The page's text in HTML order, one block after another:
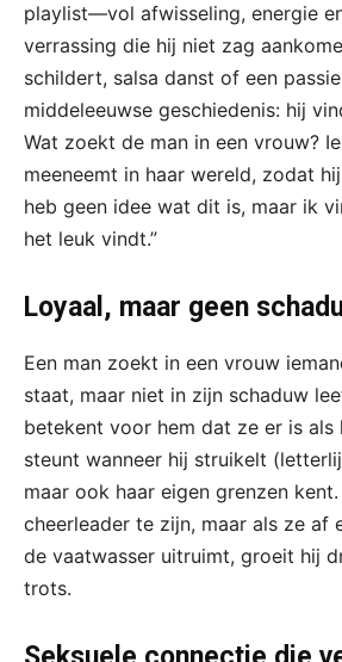
playlist—vol afwisseling, energie
verrassing die hij niet zag
schildert, salsa danst of een
middeleeuwse geschiedenis: hij
Wat zoekt de man in een vrouw?
meeneemt in haar wereld, zodat
heb geen idee wat dit is, maar ik
het leuk vindt.”
Loyaal, maar geen
Een man zoekt in een vrouw
staat, maar niet in zijn schaduw
betekent voor hem dat ze er is als
steunt wanneer hij struikelt
maar ook haar eigen grenzen
cheerleader te zijn, maar als ze af
de vaatwasser uitruimt, groeit hij
trots.